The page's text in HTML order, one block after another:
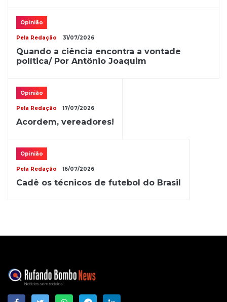
Opinião
Pela Redação 31/07/2026
Quando a ciência encontra a vontade
política/ Por Antônio Joaquim
Opinião
Pela Redação 17/07/2026
Acordem, vereadores!
Opinião
Pela Redação 16/07/2026
Cadê os técnicos de futebol do Brasil